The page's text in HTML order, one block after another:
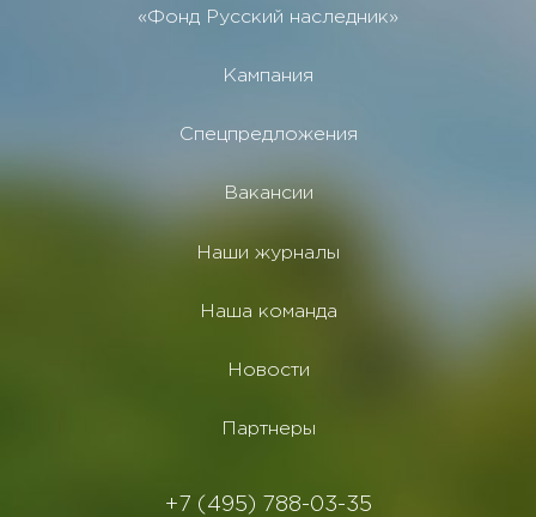
«Фонд Русский наследник»
Кампания
Спецпредложения
Вакансии
Наши журналы
Наша команда
Новости
Партнеры
+7 (495) 788-03-35